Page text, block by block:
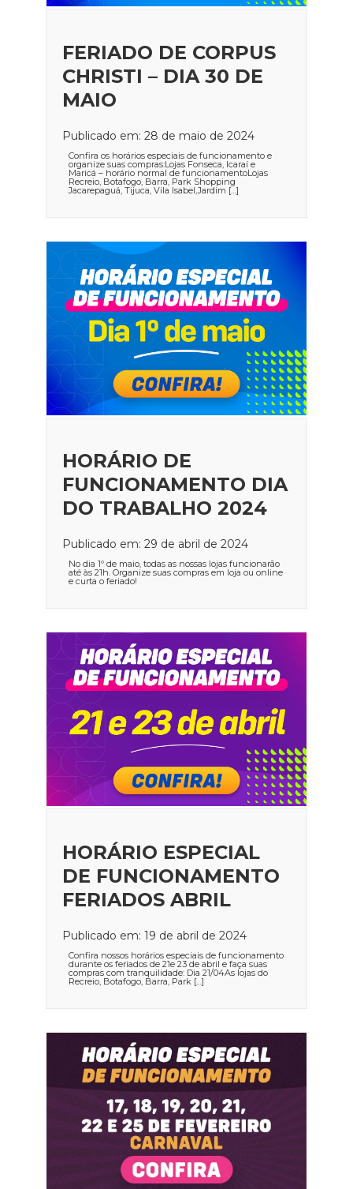
FERIADO DE CORPUS
CHRISTI – DIA 30 DE
MAIO
Publicado em: 28 de maio de 2024
Confira os horários especiais de funcionamento e
organize suas compras:Lojas Fonseca, Icaraí e
Maricá – horário normal de funcionamentoLojas
Recreio, Botafogo, Barra, Park Shopping
Jacarepaguá, Tijuca, Vila Isabel,Jardim […]
HORÁRIO DE
FUNCIONAMENTO DIA
DO TRABALHO 2024
Publicado em: 29 de abril de 2024
No dia 1º de maio, todas as nossas lojas funcionarão
até às 21h. Organize suas compras em loja ou online
e curta o feriado!
HORÁRIO ESPECIAL
DE FUNCIONAMENTO
FERIADOS ABRIL
Publicado em: 19 de abril de 2024
Confira nossos horários especiais de funcionamento
durante os feriados de 21e 23 de abril e faça suas
compras com tranquilidade: Dia 21/04As lojas do
Recreio, Botafogo, Barra, Park […]